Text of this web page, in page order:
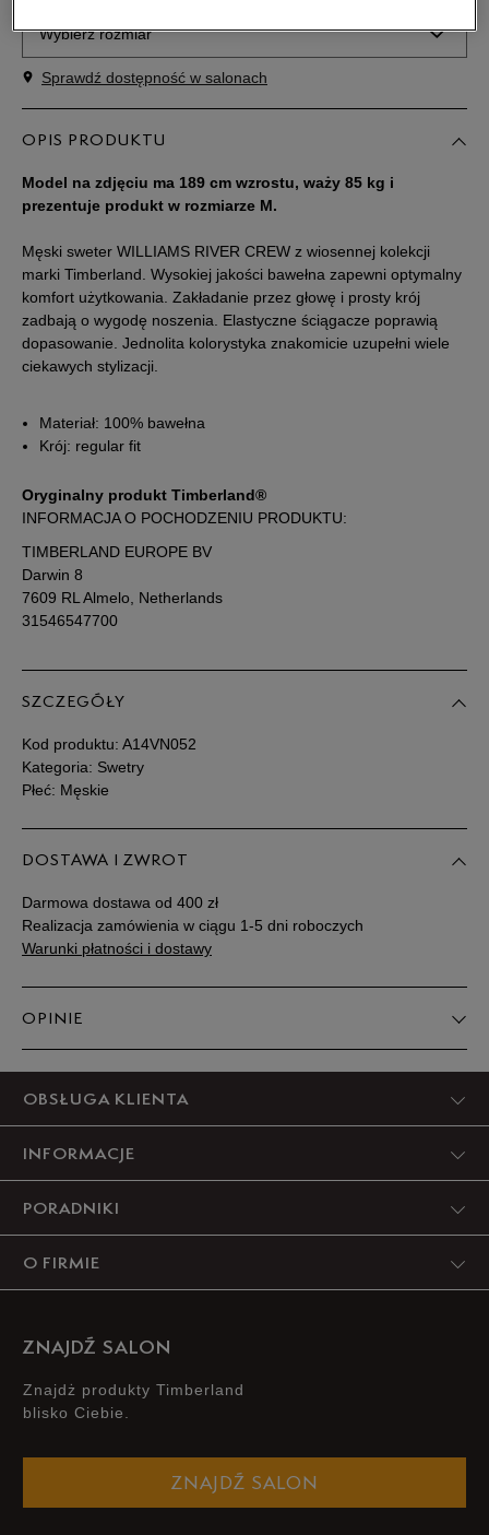
Wybierz rozmiar
Powiadom o
dostępności
dostępności
XXL
Powiadom o
dostępności
Sprawdź dostępność w salonach
OPIS PRODUKTU
Model na zdjęciu ma 189 cm wzrostu, waży 85 kg i
prezentuje produkt w rozmiarze M.
Męski sweter WILLIAMS RIVER CREW z wiosennej kolekcji
marki Timberland. Wysokiej jakości bawełna zapewni optymalny
komfort użytkowania. Zakładanie przez głowę i prosty krój
zadbają o wygodę noszenia. Elastyczne ściągacze poprawią
dopasowanie. Jednolita kolorystyka znakomicie uzupełni wiele
ciekawych stylizacji.
Materiał: 100% bawełna
Krój: regular fit
Oryginalny produkt Timberland®
INFORMACJA O POCHODZENIU PRODUKTU:
TIMBERLAND EUROPE BV
Darwin 8
7609 RL Almelo, Netherlands
31546547700
SZCZEGÓŁY
Kod produktu: A14VN052
Kategoria: Swetry
Płeć: Męskie
DOSTAWA I ZWROT
Darmowa dostawa od 400 zł
Realizacja zamówienia w ciągu 1-5 dni roboczych
Warunki płatności i dostawy
OPINIE
OBSŁUGA KLIENTA
INFORMACJE
PORADNIKI
O FIRMIE
ZNAJDŹ SALON
Znajdż produkty Timberland
blisko Ciebie.
ZNAJDŹ SALON